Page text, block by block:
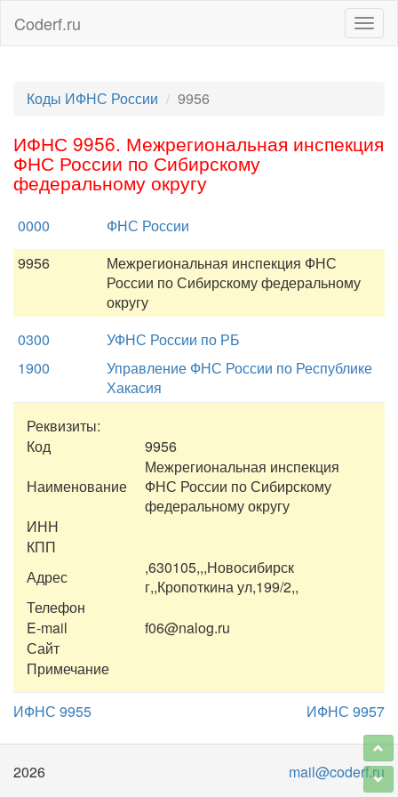
Coderf.ru
Коды ИФНС России 9956
ИФНС 9956. Межрегиональная инспекция
ФНС России по Сибирскому
федеральному округу
0000
ФНС России
9956
Межрегиональная инспекция ФНС
России по Сибирскому федеральному
округу
0300
УФНС России по РБ
1900
Управление ФНС России по Республике
Хакасия
Реквизиты:
Код
9956
Наименование
Межрегиональная инспекция
ФНС России по Сибирскому
федеральному округу
ИНН
КПП
Адрес
,630105,,,Новосибирск
г,,Кропоткина ул,199/2,,
Телефон
E-mail
f06@nalog.ru
Сайт
Примечание
ИФНС 9955 ИФНС 9957
2026 mail@coderf.ru